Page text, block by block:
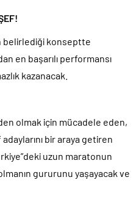
belirlediği konseptte
en başarılı performansı
kazanacak.
olmak için mücadele eden,
bir araya getiren
uzun maratonun
gururunu yaşayacak ve